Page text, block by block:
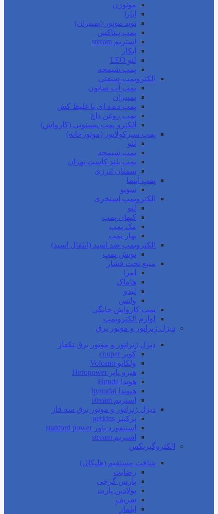
موتوژن
ابارا
نوید موتور (پمپیران)
پمپ پنتاکس
استریم stream
ایکار
لئو LEO
پمپ شیمجه
الکتروپمپ صنعتی
پمپ آب صابون
پمپیران
پمپ دنده ای یا غلیظ کش
پمپ روغن داغ
الکترو پمپ پیستونی (کارواش)
پمپ سیرکولاتور (موتورخانه)
لئو
پمپ شیمجه
پمپ بلند کاست تهران
سمنان انرژی
پمپ آبنما
سوبو
الکتروپمپ استخری
لئو
کیهان پمپ
مک پمپ
بهار پمپ
الکتروپمپ ضد اسید (انتقال اسید)
پویش پمپ
منبع تحت فشار
امرا
هاماک
لیدو
واتس
پمپ کارواش خانگی
لوازم الکتروپمپ
دیزل ژنراتور و موتور برق
دیزل ژنراتور و موتور برق تکفاز
کوپر cooper
ولکانو Volcano
هیرو پاپر Heropower
هوندا Honda
هیوندا hyundai
استریم stream
دیزل ژنراتور و موتور برق سه فاز
پرکینز perkins
استنفورد پاور stanford power
استریم stream
الکتروگیربکس
شافت مستقیم (هلیکال)
رضایت
پارس گرجی
پولادین پارت
شریف
ایلماز